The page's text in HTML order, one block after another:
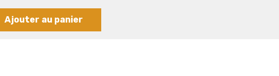
Ajouter au panier